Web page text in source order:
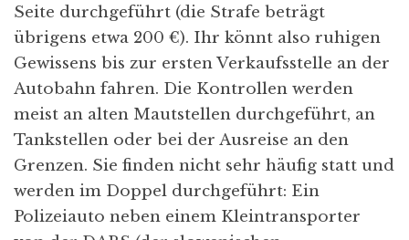
Seite durchgeführt (die Strafe beträgt
übrigens etwa 200 €). Ihr könnt also ruhigen
Gewissens bis zur ersten Verkaufsstelle an der
Autobahn fahren. Die Kontrollen werden
meist an alten Mautstellen durchgeführt, an
Tankstellen oder bei der Ausreise an den
Grenzen. Sie finden nicht sehr häufig statt und
werden im Doppel durchgeführt: Ein
Polizeiauto neben einem Kleintransporter